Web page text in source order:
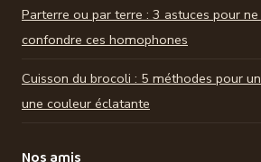
Parterre ou par terre : 3 astuces pour
confondre ces homophones
Cuisson du brocoli : 5 méthodes pour
une couleur éclatante